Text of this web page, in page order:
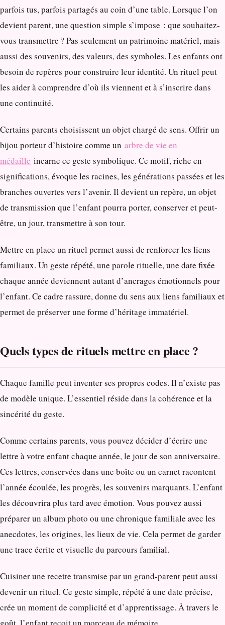
parfois tus, parfois partagés au coin d’une table. Lorsque l’on
devient parent, une question simple s’impose : que souhaitez-
vous transmettre ? Pas seulement un patrimoine matériel, mais
aussi des souvenirs, des valeurs, des symboles. Les enfants ont
besoin de repères pour construire leur identité. Un rituel peut
les aider à comprendre d’où ils viennent et à s’inscrire dans
une continuité.
Certains parents choisissent un objet chargé de sens. Offrir un
bijou porteur d’histoire comme un arbre de vie en
médaille incarne ce geste symbolique. Ce motif, riche en
significations, évoque les racines, les générations passées et les
branches ouvertes vers l’avenir. Il devient un repère, un objet
de transmission que l’enfant pourra porter, conserver et peut-
être, un jour, transmettre à son tour.
Mettre en place un rituel permet aussi de renforcer les liens
familiaux. Un geste répété, une parole rituelle, une date fixée
chaque année deviennent autant d’ancrages émotionnels pour
l’enfant. Ce cadre rassure, donne du sens aux liens familiaux et
permet de préserver une forme d’héritage immatériel.
Quels types de rituels mettre en place ?
Chaque famille peut inventer ses propres codes. Il n’existe pas
de modèle unique. L’essentiel réside dans la cohérence et la
sincérité du geste.
Comme certains parents, vous pouvez décider d’écrire une
lettre à votre enfant chaque année, le jour de son anniversaire.
Ces lettres, conservées dans une boîte ou un carnet racontent
l’année écoulée, les progrès, les souvenirs marquants. L’enfant
les découvrira plus tard avec émotion. Vous pouvez aussi
préparer un album photo ou une chronique familiale avec les
anecdotes, les origines, les lieux de vie. Cela permet de garder
une trace écrite et visuelle du parcours familial.
Cuisiner une recette transmise par un grand-parent peut aussi
devenir un rituel. Ce geste simple, répété à une date précise,
crée un moment de complicité et d’apprentissage. À travers le
goût, l’enfant reçoit un morceau de mémoire.